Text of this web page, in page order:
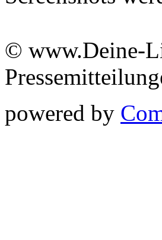
© www.Deine-
powered by